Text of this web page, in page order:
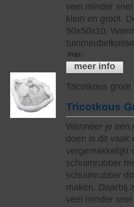
veel minder
klein en groot.
50x50x10.
Prijs:
meer info
Tricotkous groot
Tricotkous
Wanneer je een
doen is dit vaak
vergemakkelijkt
schuimrubber
schuimrubber
maken. Daarbij
veel minder